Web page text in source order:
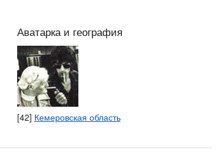
Аватарка и география
[42] Кемеровская область